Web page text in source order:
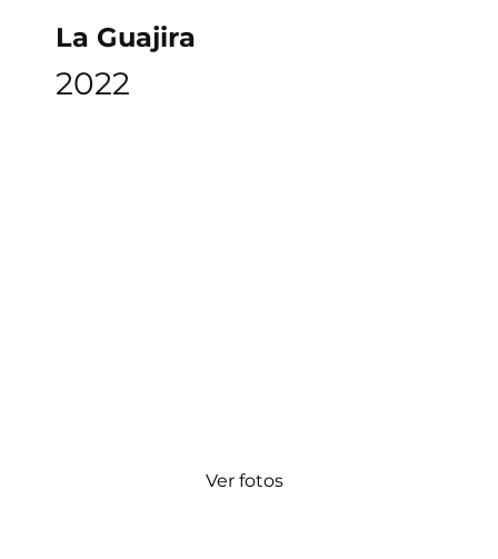
La Guajira
2022
Ver fotos